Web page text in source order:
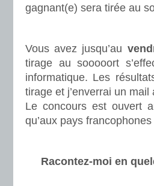
gagnant(e) sera tirée au
Vous avez jusqu’au
tirage au sooooort
informatique. Les
tirage et j’enverrai un
Le concours est ouvert
qu’aux pays
Racontez-moi en